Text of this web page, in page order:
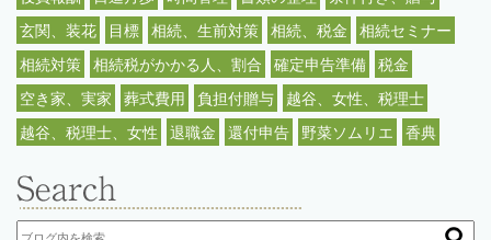
玄関、装花
目標 相続、生前対策 相続、税金
相続セミナー
相続対策
相続税がかかる人、割合 確定申告準備
税金
空き家、実家
葬式費用 負担付贈与
越谷、女性、税理士
越谷、税理士、女性
退職金 還付申告 野菜ソムリエ 香典